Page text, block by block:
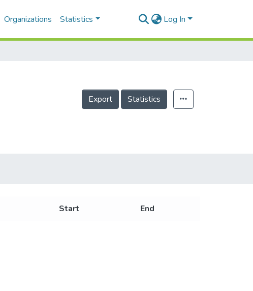
Organizations Statistics Log In
Export Statistics
Start End